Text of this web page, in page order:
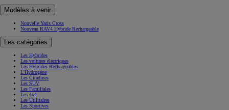
Modèles à venir
Nouvelle Yaris Cross
Nouveau RAV4 Hybride Rechargeable
Les catégories
Les Hybrides
Les voitures électriques
Les Hybrides Rechargeables
L'Hydrogène
Les Citadines
Les SUV
Les Familiales
Les 4x4
Les Utilitaires
Les Sportives